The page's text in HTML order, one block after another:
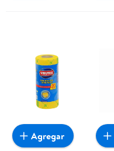
Agregar